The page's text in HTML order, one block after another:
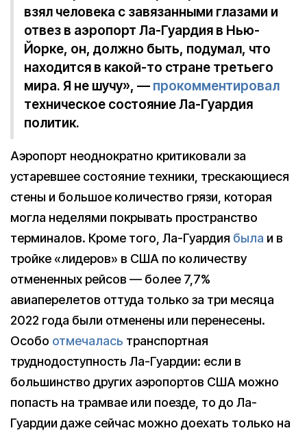
взял человека с завязанными глазами и
отвез в аэропорт Ла-Гуардия в Нью-
Йорке, он, должно быть, подумал, что
находится в какой-то стране третьего
мира. Я не шучу», — прокомментировал
техническое состояние Ла-Гуардия
политик.
Аэропорт неоднократно критиковали за
устаревшее состояние техники, трескающиеся
стены и большое количество грязи, которая
могла неделями покрывать пространство
терминалов. Кроме того, Ла-Гуардия была и в
тройке «лидеров» в США по количеству
отмененных рейсов — более 7,7%
авиаперелетов оттуда только за три месяца
2022 года были отменены или перенесены.
Особо отмечалась транспортная
труднодоступность Ла-Гуардии: если в
большинство других аэропортов США можно
попасть на трамвае или поезде, то до Ла-
Гуардии даже сейчас можно доехать только на